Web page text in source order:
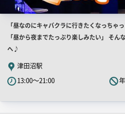
店
舗
PR
キ
ャ
ッ
「昼なのにキャバクラに行きたくなっちゃ
「昼から夜までたっぷり楽しみたい」 そ
へ♪
津田沼駅
13:00～21:00